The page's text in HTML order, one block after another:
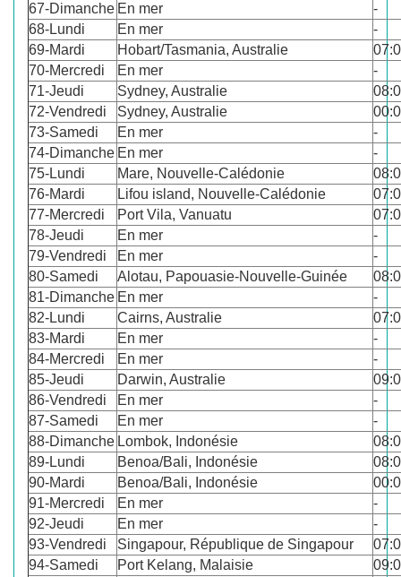
67-Dimanche En mer
-
68-Lundi
En mer
-
69-Mardi
Hobart/Tasmania, Australie
70-Mercredi
En mer
-
71-Jeudi
Sydney, Australie
72-Vendredi
Sydney, Australie
73-Samedi
En mer
-
74-Dimanche En mer
-
75-Lundi
Mare, Nouvelle-Calédonie
76-Mardi
Lifou island, Nouvelle-Calédonie
77-Mercredi
Port Vila, Vanuatu
78-Jeudi
En mer
-
79-Vendredi
En mer
-
80-Samedi
Alotau, Papouasie-Nouvelle-Guinée
81-Dimanche En mer
-
82-Lundi
Cairns, Australie
83-Mardi
En mer
-
84-Mercredi
En mer
-
85-Jeudi
Darwin, Australie
86-Vendredi
En mer
-
87-Samedi
En mer
-
88-Dimanche Lombok, Indonésie
89-Lundi
Benoa/Bali, Indonésie
90-Mardi
Benoa/Bali, Indonésie
91-Mercredi
En mer
-
92-Jeudi
En mer
-
93-Vendredi
Singapour, République de Singapour
94-Samedi
Port Kelang, Malaisie